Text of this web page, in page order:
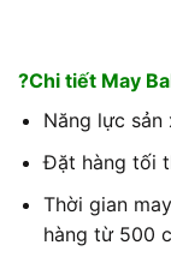
?Chi tiết May
Năng lực
Đặt hàng tối
Thời gian
hàng từ 500